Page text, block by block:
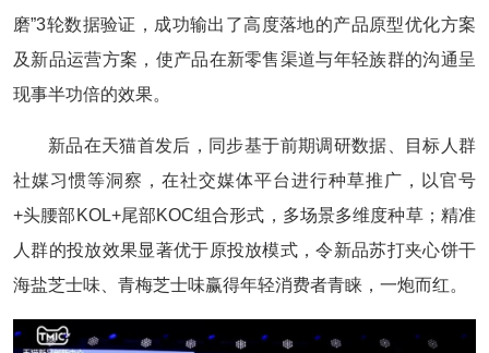
磨”3轮数据验证，成功输出了高度落地的产品原型优化方案
及新品运营方案，使产品在新零售渠道与年轻族群的沟通呈
现事半功倍的效果。
新品在天猫首发后，同步基于前期调研数据、目标人群
社媒习惯等洞察，在社交媒体平台进行种草推广，以官号
+头腰部KOL+尾部KOC组合形式，多场景多维度种草；精准
人群的投放效果显著优于原投放模式，令新品苏打夹心饼干
海盐芝士味、青梅芝士味赢得年轻消费者青睐，一炮而红。